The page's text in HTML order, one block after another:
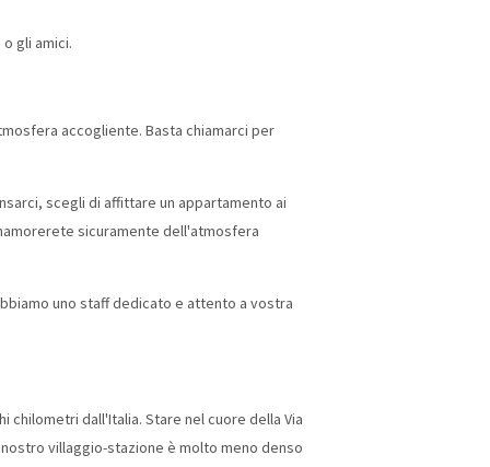
gli amici.
accogliente. Basta chiamarci per
scegli di affittare un appartamento ai
sicuramente dell'atmosfera
uno staff dedicato e attento a vostra
dall'Italia. Stare nel cuore della Via
villaggio-stazione è molto meno denso